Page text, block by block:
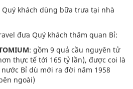
Quý khách dùng bữa trưa tại nhà
đưa Quý khách thăm quan Bỉ:
: gồm 9 quả cầu nguyên tử
thực tế tới 165 tỷ lần), được coi là
Bỉ dù mới ra đời năm 1958
ngoài)